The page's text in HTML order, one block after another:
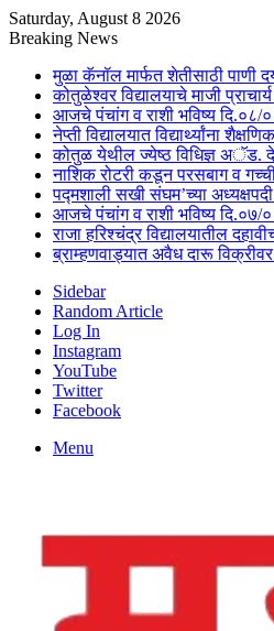
Saturday, August 8 2026
Breaking News
मुळा कॅनॉल मार्फत शेतीसाठी पाणी
कोतुळेश्वर विद्यालयाचे माजी
आजचे पंचांग व राशी भविष्य दि.०८/
नेप्ती विद्यालयात विद्यार्थ्यांना
कोतुळ येथील ज्येष्ठ विधिज्ञ अॅड.
नाशिक रोटरी कडून परसबाग व
पद्मशाली सखी संघम’च्या
आजचे पंचांग व राशी भविष्य दि.०७/
राजा हरिश्चंद्र विद्यालयातील
ब्राम्हणवाड्यात अवैध दारू विक्रीवर
Sidebar
Random Article
Log In
Instagram
YouTube
Twitter
Facebook
Menu